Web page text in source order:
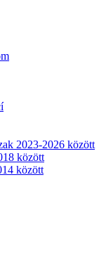
2023-2026 között
között
között